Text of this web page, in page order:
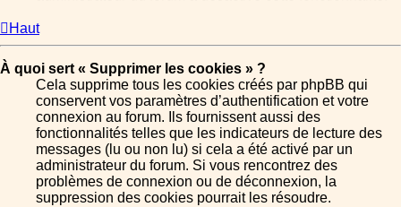
Haut
À quoi sert « Supprimer les cookies » ?
Cela supprime tous les cookies créés par phpBB qui
conservent vos paramètres d’authentification et votre
connexion au forum. Ils fournissent aussi des
fonctionnalités telles que les indicateurs de lecture des
messages (lu ou non lu) si cela a été activé par un
administrateur du forum. Si vous rencontrez des
problèmes de connexion ou de déconnexion, la
suppression des cookies pourrait les résoudre.